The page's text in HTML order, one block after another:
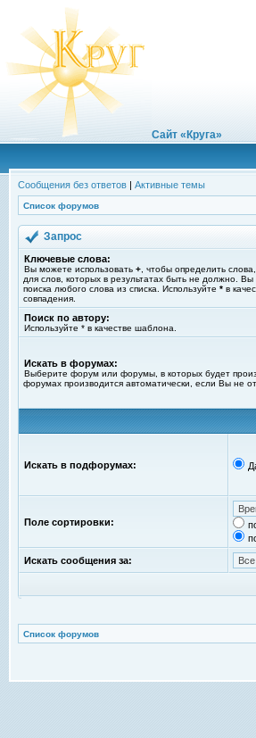
Сайт «Круга»
Сообщения без ответов | Активные темы
Список форумов
Запрос
Ключевые слова:
Вы можете использовать + , чтобы определить
для слов, которых в результатах быть не должно.
поиска любого слова из списка. Используйте * в
совпадения.
Поиск по автору:
Используйте * в качестве шаблона.
Искать в форумах:
Выберите форум или форумы, в которых будет
форумах производится автоматически, если Вы не
Искать в подфорумах:
Поле сортировки:
Искать сообщения за:
Список форумов